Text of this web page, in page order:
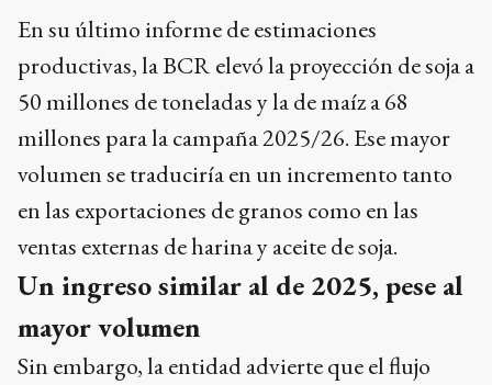
En su último informe de estimaciones
productivas, la BCR elevó la proyección de soja a
50 millones de toneladas y la de maíz a 68
millones para la campaña 2025/26. Ese mayor
volumen se traduciría en un incremento tanto
en las exportaciones de granos como en las
ventas externas de harina y aceite de soja.
Un ingreso similar al de 2025, pese al
mayor volumen
Sin embargo, la entidad advierte que el flujo